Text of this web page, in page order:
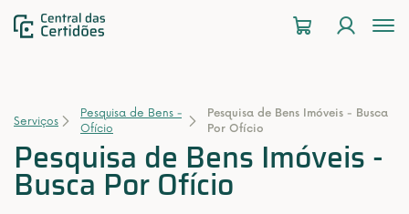
Serviços
Pesquisa de Bens -
Ofício
Pesquisa de Bens Imóveis - Busca
Por Ofício
Pesquisa de Bens Imóveis -
Busca Por Ofício